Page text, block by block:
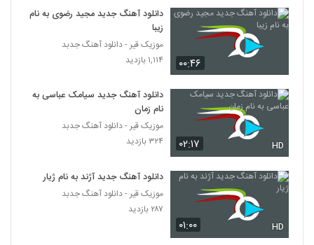
321
دانلود آهنگ دی جی میلاد شیرزاد کریسمس
۴۶۵ بازدید
دانلود آهنگ جدید و زیبای آرش بهزادی با نام
324
آریاسا نیکداد آهنگ میشناسمت
۳۸۷ بازدید
325
آهنگ دنیامی از آرش شعبانی(پاپ)
۵۴۱ بازدید
۰۰:۴۶
دانلود آهنگ جدید مجید رضوی به نام
زیبا
موزیک قیر - دانلود آهنگ جدبد
۱,۱۱۴ بازدید
۰۲:۱۷ HD
دانلود آهنگ جدید سیامک عباسی به
نام زمان
موزیک قیر - دانلود آهنگ جدبد
۳۲۴ بازدید
۰۱:۰۰ HD
دانلود آهنگ جدید آژند به نام ژیار
موزیک قیر - دانلود آهنگ جدبد
۲۸۷ بازدید